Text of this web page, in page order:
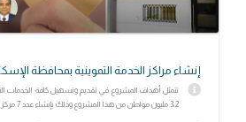
إنشاء مراكز الخدمة التموينية بمحافظة
تتمثل أهداف المشروع في تقديم وتسهيل كافة الخدمات
3،2 مليون مواطن من هذا المشروع وذلك بإنشاء عدد 7 مركز، بتكلفة 8....